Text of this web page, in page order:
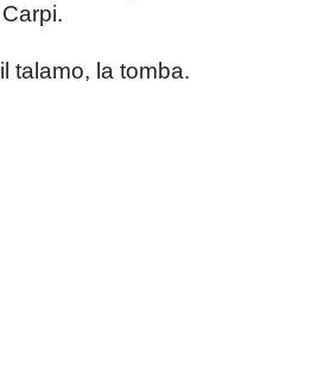
talamo, la tomba.